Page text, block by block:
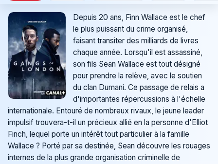
Depuis 20 ans, Finn Wallace est le chef
le plus puissant du crime organisé,
faisant transiter des milliards de livres
chaque année. Lorsqu'il est assassiné,
son fils Sean Wallace est tout désigné
pour prendre la relève, avec le soutien
du clan Dumani. Ce passage de relais a
d'importantes répercussions à l'échelle
internationale. Entouré de nombreux rivaux, le jeune leader
impulsif trouvera-t-il un précieux allié en la personne d'Elliot
Finch, lequel porte un intérêt tout particulier à la famille
Wallace ? Porté par sa destinée, Sean découvre les rouages
internes de la plus grande organisation criminelle de